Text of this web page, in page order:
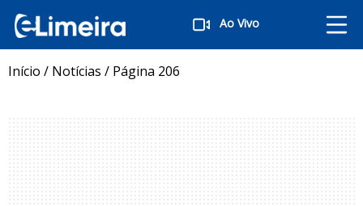
Ao Vivo
Início / Notícias / Página 206